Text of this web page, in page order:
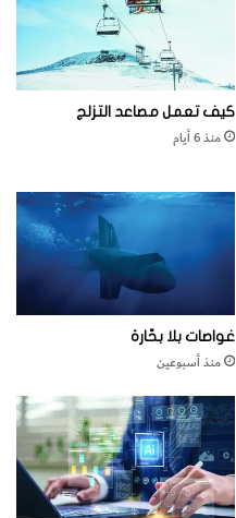
كيف تعمل مصاعد التزلج
منذ 6 أيام
غواصات بلا بحّارة
منذ أسبوعين